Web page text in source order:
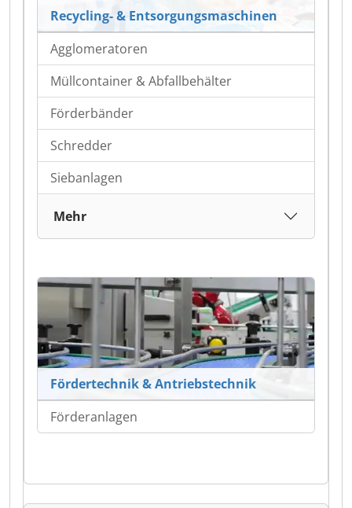
Recycling- & Entsorgungsmaschinen
Agglomeratoren
Müllcontainer & Abfallbehälter
Förderbänder
Schredder
Siebanlagen
Mehr
Fördertechnik & Antriebstechnik
Förderanlagen